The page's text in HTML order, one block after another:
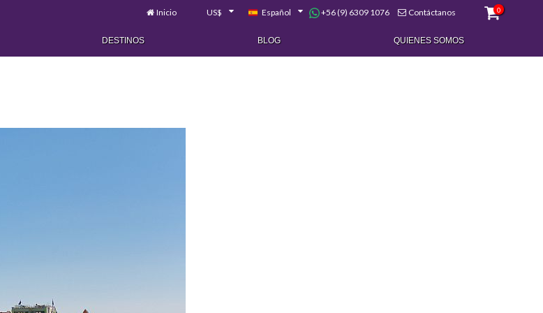
Inicio US$ Español +56 (9) 6309 1076 Contáctanos 0
DESTINOS BLOG QUIENES SOMOS